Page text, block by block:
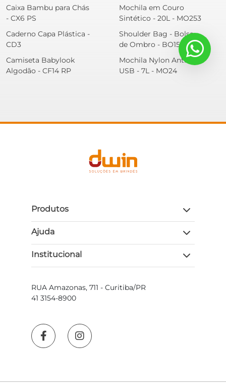
Caixa Bambu para Chás
- CX6 PS
Caderno Capa Plástica -
CD3
Camiseta Babylook
Algodão - CF14 RP
Mochila em Couro
Sintético - 20L - MO253
Shoulder Bag - Bolsa
de Ombro - BO154 RP
Mochila Nylon Antifurto
USB - 7L - MO24
Produtos
Ajuda
Institucional
RUA Amazonas, 711 - Curitiba/PR
41 3154-8900